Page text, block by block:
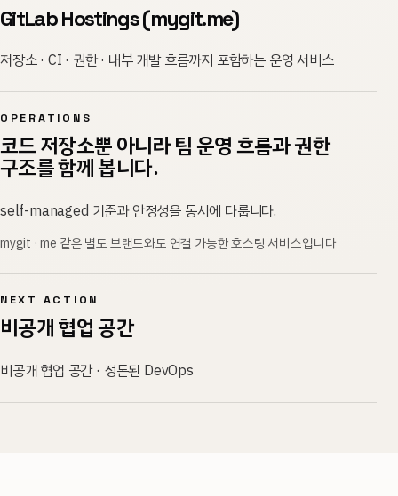
GitLab Hostings (mygit.me)
저장소 · CI · 권한 · 내부 개발 흐름까지 포함하는 운영 서비스
OPERATIONS
코드 저장소뿐 아니라 팀 운영 흐름과 권한
구조를 함께 봅니다.
self-managed 기준과 안정성을 동시에 다룹니다.
mygit · me 같은 별도 브랜드와도 연결 가능한 호스팅 서비스입니다
NEXT ACTION
비공개 협업 공간
비공개 협업 공간 · 정돈된 DevOps